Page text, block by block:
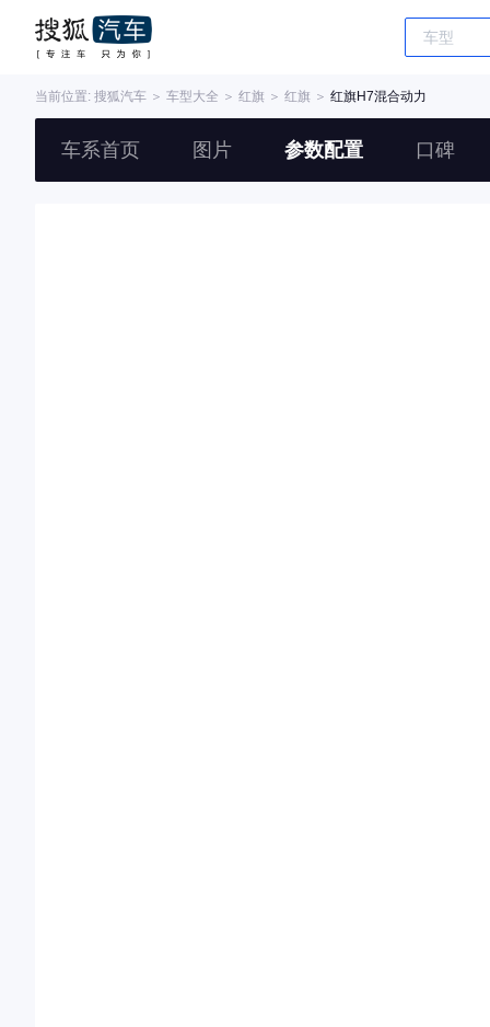
当前位置: 搜狐汽车 ＞ 车型大全 ＞ 红旗 ＞ 红旗 ＞ 红旗H7混合动力
车系首页 图片 参数配置 口碑